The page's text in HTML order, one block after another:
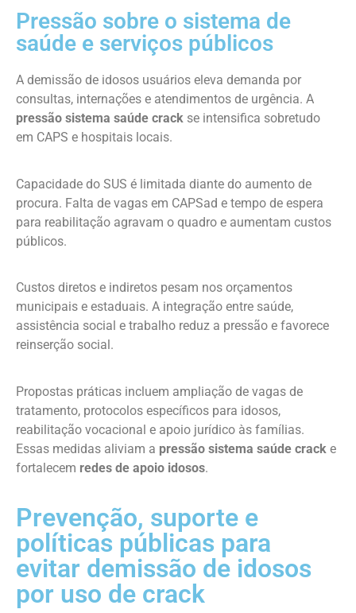
Pressão sobre o sistema de
saúde e serviços públicos
A demissão de idosos usuários eleva demanda por
consultas, internações e atendimentos de urgência. A
pressão sistema saúde crack se intensifica sobretudo
em CAPS e hospitais locais.
Capacidade do SUS é limitada diante do aumento de
procura. Falta de vagas em CAPSad e tempo de espera
para reabilitação agravam o quadro e aumentam custos
públicos.
Custos diretos e indiretos pesam nos orçamentos
municipais e estaduais. A integração entre saúde,
assistência social e trabalho reduz a pressão e favorece
reinserção social.
Propostas práticas incluem ampliação de vagas de
tratamento, protocolos específicos para idosos,
reabilitação vocacional e apoio jurídico às famílias.
Essas medidas aliviam a pressão sistema saúde crack e
fortalecem redes de apoio idosos.
Prevenção, suporte e
políticas públicas para
evitar demissão de idosos
por uso de crack